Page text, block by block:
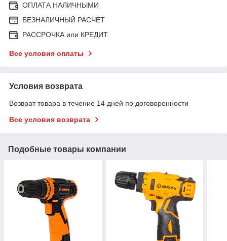
ОПЛАТА НАЛИЧНЫМИ
БЕЗНАЛИЧНЫЙ РАСЧЕТ
РАССРОЧКА или КРЕДИТ
Все условия оплаты
Условия возврата
Возврат товара в течение 14 дней по договоренности
Все условия возврата
Подобные товары компании